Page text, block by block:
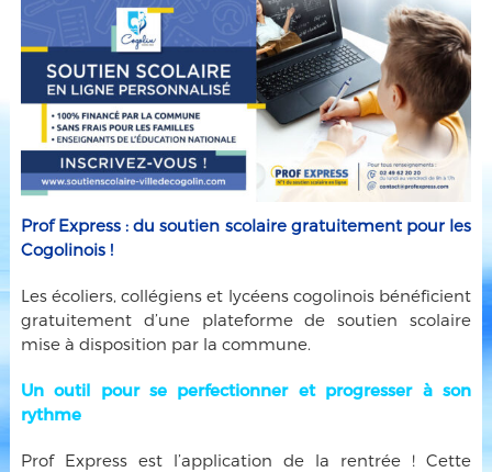
Prof Express : du soutien scolaire gratuitement pour les
Cogolinois !
Les écoliers, collégiens et lycéens cogolinois bénéficient
gratuitement d’une plateforme de soutien scolaire
mise à disposition par la commune.
Un outil pour se perfectionner et progresser à son
rythme
Prof Express est l’application de la rentrée ! Cette